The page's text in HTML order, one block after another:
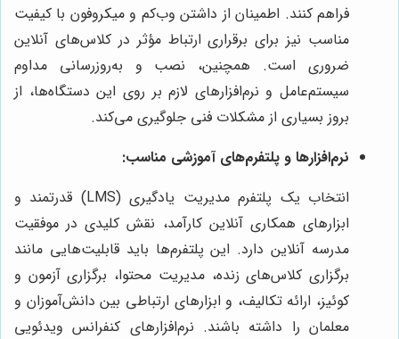
فراهم کنند. اطمینان از داشتن وب‌کم و میکروفون با کیفیت
مناسب نیز برای برقراری ارتباط مؤثر در کلاس‌های آنلاین
ضروری است. همچنین، نصب و به‌روزرسانی مداوم
سیستم‌عامل و نرم‌افزارهای لازم بر روی این دستگاه‌ها، از
بروز بسیاری از مشکلات فنی جلوگیری می‌کند.
نرم‌افزارها و پلتفرم‌های آموزشی مناسب:
انتخاب یک پلتفرم مدیریت یادگیری (LMS) قدرتمند و
ابزارهای همکاری آنلاین کارآمد، نقش کلیدی در موفقیت
مدرسه آنلاین دارد. این پلتفرم‌ها باید قابلیت‌هایی مانند
برگزاری کلاس‌های زنده، مدیریت محتوا، برگزاری آزمون و
کوئیز، ارائه تکالیف، و ابزارهای ارتباطی بین دانش‌آموزان و
معلمان را داشته باشند. نرم‌افزارهای کنفرانس ویدئویی